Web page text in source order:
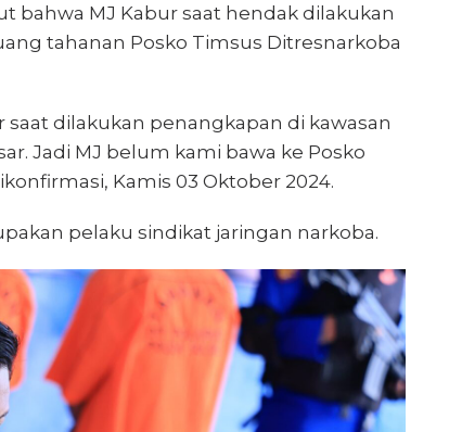
bahwa MJ Kabur saat hendak dilakukan
tahanan Posko Timsus Ditresnarkoba
dilakukan penangkapan di kawasan
Jadi MJ belum kami bawa ke Posko
Kamis 03 Oktober 2024.
pelaku sindikat jaringan narkoba.